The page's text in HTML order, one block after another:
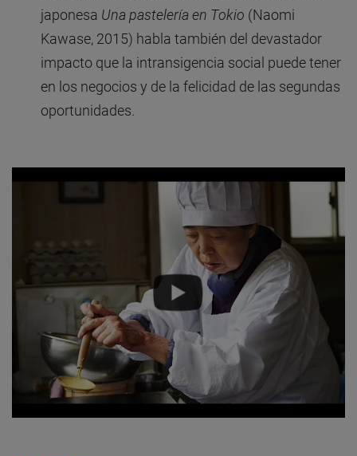
japonesa Una pastelería en Tokio (Naomi
Kawase, 2015) habla también del devastador
impacto que la intransigencia social puede tener
en los negocios y de la felicidad de las segundas
oportunidades.